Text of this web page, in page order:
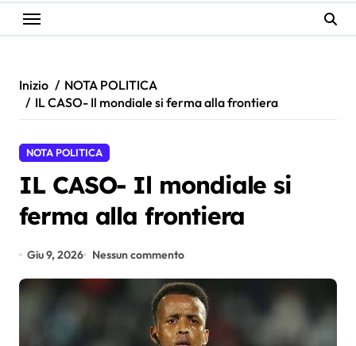
Inizio
NOTA POLITICA
IL CASO- Il mondiale si ferma alla frontiera
NOTA POLITICA
IL CASO- Il mondiale si
ferma alla frontiera
Giu 9, 2026 Nessun commento